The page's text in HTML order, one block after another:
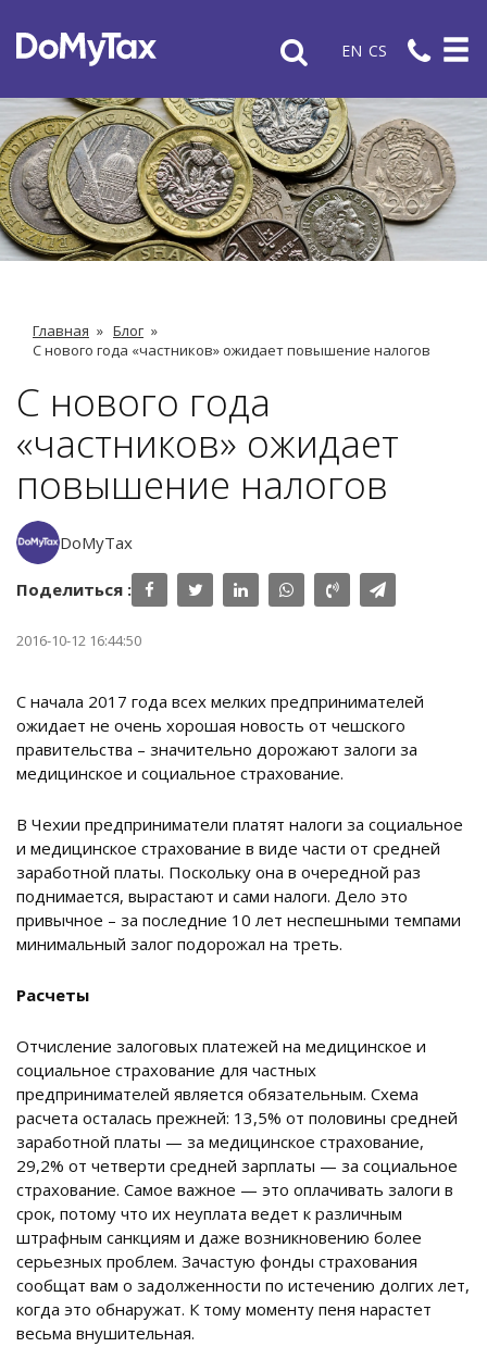
EN CS
Главная » Блог »
С нового года «частников» ожидает повышение налогов
С нового года
«частников» ожидает
повышение налогов
DoMyTax
Поделиться :
2016-10-12 16:44:50
С начала 2017 года всех мелких предпринимателей
ожидает не очень хорошая новость от чешского
правительства – значительно дорожают залоги за
медицинское и социальное страхование.
В Чехии предприниматели платят налоги за социальное
и медицинское страхование в виде части от средней
заработной платы. Поскольку она в очередной раз
поднимается, вырастают и сами налоги. Дело это
привычное – за последние 10 лет неспешными темпами
минимальный залог подорожал на треть.
Расчеты
Отчисление залоговых платежей на медицинское и
социальное страхование для частных
предпринимателей является обязательным. Схема
расчета осталась прежней: 13,5% от половины средней
заработной платы — за медицинское страхование,
29,2% от четверти средней зарплаты — за социальное
страхование. Самое важное — это оплачивать залоги в
срок, потому что их неуплата ведет к различным
штрафным санкциям и даже возникновению более
серьезных проблем. Зачастую фонды страхования
сообщат вам о задолженности по истечению долгих лет,
когда это обнаружат. К тому моменту пеня нарастет
весьма внушительная.